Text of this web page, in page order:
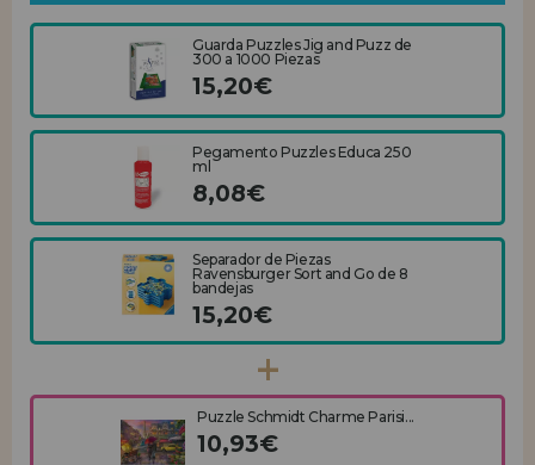
Guarda Puzzles Jig and Puzz de
300 a 1000 Piezas
15,20€
Pegamento Puzzles Educa 250
ml
8,08€
Separador de Piezas
Ravensburger Sort and Go de 8
bandejas
15,20€
Puzzle Schmidt Charme Parisi...
10,93€